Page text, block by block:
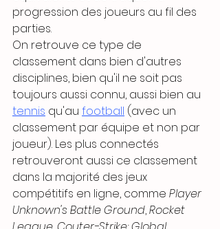
progression des joueurs au fil des
parties.
On retrouve ce type de
classement dans bien d'autres
disciplines, bien qu'il ne soit pas
toujours aussi connu, aussi bien au
tennis qu'au football (avec un
classement par équipe et non par
joueur). Les plus connectés
retrouveront aussi ce classement
dans la majorité des jeux
compétitifs en ligne, comme Player
Unknown's Battle Ground, Rocket